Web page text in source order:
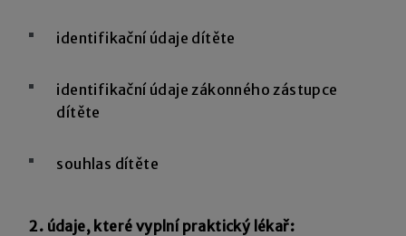
identifikační údaje dítěte
identifikační údaje zákonného zástupce
dítěte
souhlas dítěte
2. údaje, které vyplní praktický lékař: